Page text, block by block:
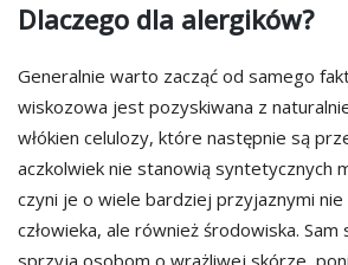
Dlaczego dla alergików?
Generalnie warto zacząć od samego
wiskozowa jest pozyskiwana z
włókien celulozy, które następnie są
aczkolwiek nie stanowią syntetycznych
czyni je o wiele bardziej przyjaznymi
człowieka, ale również środowiska. Sam
sprzyja osobom o wrażliwej skórze,